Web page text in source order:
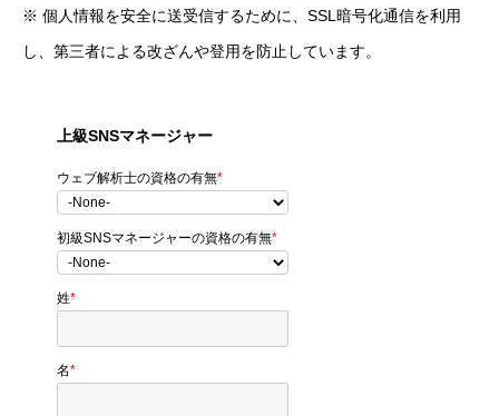
※ 個人情報を安全に送受信するために、SSL暗号化通信を利用
し、第三者による改ざんや登用を防止しています。
上級SNSマネージャー
ウェブ解析士の資格の有無*
初級SNSマネージャーの資格の有無*
姓*
名*